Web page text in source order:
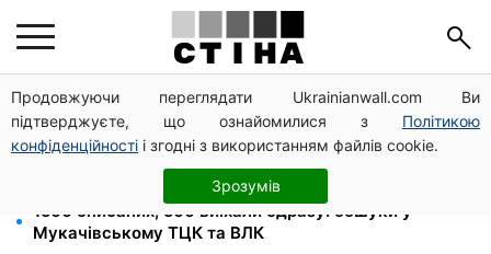
Продовжуючи переглядати Ukrainianwall.com Ви
підтверджуєте, що ознайомилися з Політикою
конфіденційності і згодні з використанням файлів cookie.
Зрозумів
Міст Метро частково перекриють 7-10 серпня:
водіям Києва радять планувати об'їзд
Кешбек до 40% на Netflix та YouTube: Ощадбанк і
Mastercard запустили акцію до кінця жовтня
1500 списаних, 500 виїхали одразу: обшуки у
Мукачівському ТЦК та ВЛК